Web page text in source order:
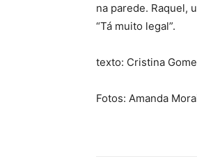
na parede. Raquel,
“Tá muito legal”.
texto: Cristina
Fotos: Amanda